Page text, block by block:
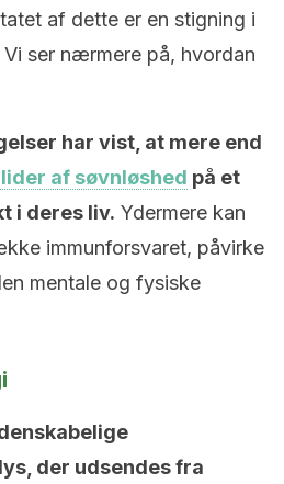
af dette er en stigning i
ser nærmere på, hvordan
har vist, at mere end
af søvnløshed på et
i deres liv. Ydermere kan
immunforsvaret, påvirke
mentale og fysiske
der udsendes fra